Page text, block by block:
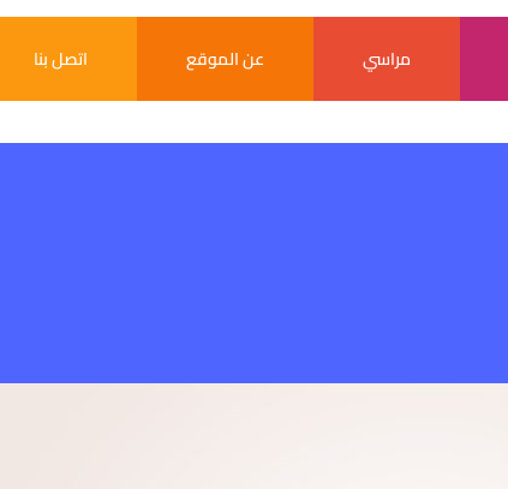
مراسي عن الموقع اتصل بنا